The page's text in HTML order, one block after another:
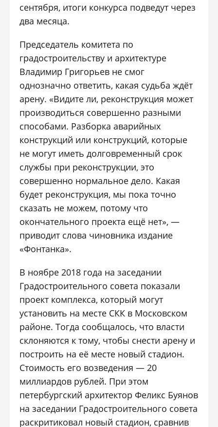
сентября, итоги конкурса подведут через
два месяца.
Председатель комитета по
градостроительству и архитектуре
Владимир Григорьев не смог
однозначно ответить, какая судьба ждёт
арену. «Видите ли, реконструкция может
производиться совершенно разными
способами. Разборка аварийных
конструкций или конструкций, которые
не могут иметь долговременный срок
службы при реконструкции, это
совершенно нормальное дело. Какая
будет реконструкция, мы пока точно
сказать не можем, потому что
окончательного проекта ещё нет», —
приводит слова чиновника издание
«Фонтанка».
В ноябре 2018 года на заседании
Градостроительного совета показали
проект комплекса, который могут
установить на месте СКК в Московском
районе. Тогда сообщалось, что власти
склоняются к тому, чтобы снести арену и
построить на её месте новый стадион.
Стоимость его возведения — 20
миллиардов рублей. При этом
петербургский архитектор Феликс Буянов
на заседании Градостроительного совета
раскритиковал новый стадион, сравнив